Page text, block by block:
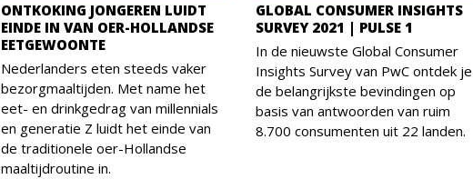
ONTKOKING JONGEREN LUIDT
EINDE IN VAN OER-HOLLANDSE
EETGEWOONTE
Nederlanders eten steeds vaker
bezorgmaaltijden. Met name het
eet- en drinkgedrag van millennials
en generatie Z luidt het einde van
de traditionele oer-Hollandse
maaltijdroutine in.
GLOBAL CONSUMER INSIGHTS
SURVEY 2021 | PULSE 1
In de nieuwste Global Consumer
Insights Survey van PwC ontdek je
de belangrijkste bevindingen op
basis van antwoorden van ruim
8.700 consumenten uit 22 landen.